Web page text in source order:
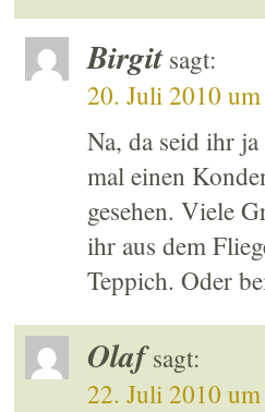
Birgit sagt:
20. Juli 2010
Na, da seid ihr
mal einen
gesehen. Viele
ihr aus dem
Teppich. Oder
Olaf sagt:
22. Juli 2010